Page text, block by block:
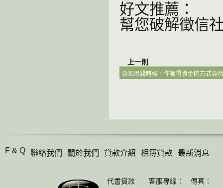
好文推薦：
幫您破解徵信
上一則
急須用錢時候，你獲得資金的方式竟
F & Q 聯絡我們 關於我們 貸款介紹 相簿貸款 最新消息
代書貸款 客服專線： 傳真：